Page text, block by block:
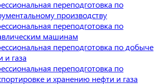
переподготовка по
производству
переподготовка по
машинам
переподготовка по добыче
и газа
переподготовка по
и хранению нефти и газа